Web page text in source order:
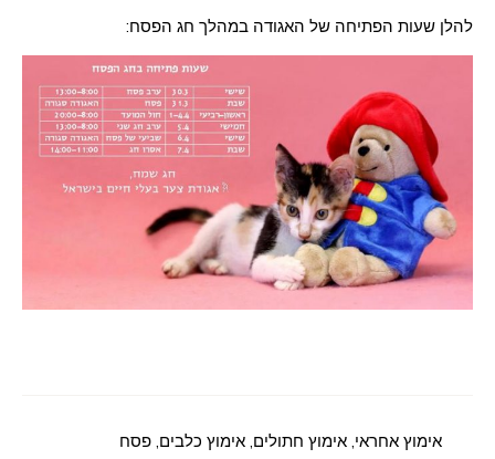
להלן שעות הפתיחה של האגודה במהלך חג הפסח:
אימוץ אחראי, אימוץ חתולים, אימוץ כלבים, פסח